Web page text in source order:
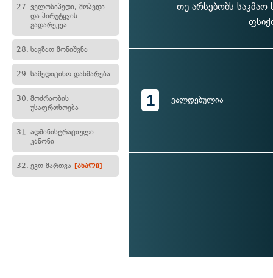
27. ველოსიპედი, მოპედი
და პირუტყვის
გადარეკვა
28. საგზაო მონიშვნა
29. სამედიცინო დახმარება
30. მოძრაობის
უსაფრთხოება
31. ადმინისტრაციული
კანონი
32. ეკო-მართვა [ახალი]
თუ არსებობს
1 ვალდებულია